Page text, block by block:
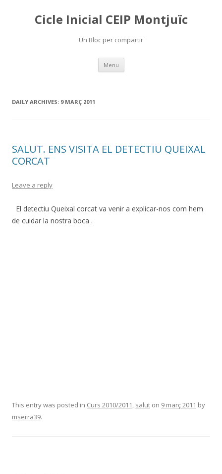
Cicle Inicial CEIP Montjuïc
Un Bloc per compartir
Menu Skip
content
DAILY ARCHIVES: 9 MARÇ 2011
SALUT. ENS VISITA EL DETECTIU QUEIXAL
CORCAT
Leave a reply
El detectiu Queixal corcat va venir a explicar-nos com hem
de cuidar la nostra boca .
This entry was posted in Curs 2010/2011, salut on 9 març 2011 by
mserra39.